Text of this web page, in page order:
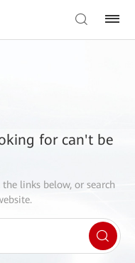
for can't be
the links below, or search